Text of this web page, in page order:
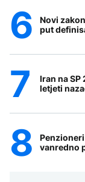
Novi
put
Iran na
letjeti
vanredno